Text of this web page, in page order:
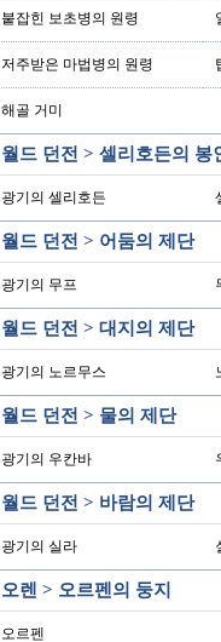
붙잡힌 보초병의 원령
저주받은 마법병의 원령
해골 거미
월드 던전 > 셀리호든의 봉
광기의 셀리호든
월드 던전 > 어둠의 제단
광기의 무프
월드 던전 > 대지의 제단
광기의 노르무스
월드 던전 > 물의 제단
광기의 우칸바
월드 던전 > 바람의 제단
광기의 실라
오렌 > 오르펜의 둥지
오르펜